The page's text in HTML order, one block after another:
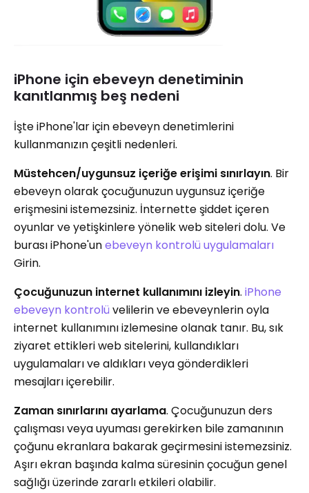
iPhone için ebeveyn denetiminin
kanıtlanmış beş nedeni
İşte iPhone'lar için ebeveyn denetimlerini
kullanmanızın çeşitli nedenleri.
Müstehcen/uygunsuz içeriğe erişimi sınırlayın. Bir
ebeveyn olarak çocuğunuzun uygunsuz içeriğe
erişmesini istemezsiniz. İnternette şiddet içeren
oyunlar ve yetişkinlere yönelik web siteleri dolu. Ve
burası iPhone'unebeveyn kontrolü uygulamaları
Girin.
Çocuğunuzun internet kullanımını izleyin. iPhone
ebeveyn kontrolü velilerin ve ebeveynlerin oyla
internet kullanımını izlemesine olanak tanır. Bu, sık
ziyaret ettikleri web sitelerini, kullandıkları
uygulamaları ve aldıkları veya gönderdikleri
mesajları içerebilir.
Zaman sınırlarını ayarlama. Çocuğunuzun ders
çalışması veya uyuması gerekirken bile zamanının
çoğunu ekranlara bakarak geçirmesini istemezsiniz.
Aşırı ekran başında kalma süresinin çocuğun genel
sağlığı üzerinde zararlı etkileri olabilir.